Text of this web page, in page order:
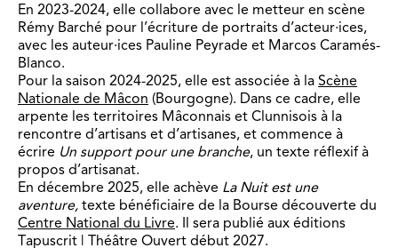
En 2023-2024, elle collabore avec le metteur en scène
Rémy Barché pour l’écriture de portraits d’acteur·ices,
avec les auteur·ices Pauline Peyrade et Marcos Caramés-
Blanco.
Pour la saison 2024-2025, elle est associée à la Scène
Nationale de Mâcon (Bourgogne). Dans ce cadre, elle
arpente les territoires Mâconnais et Clunnisois à la
rencontre d’artisans et d’artisanes, et commence à
écrire Un support pour une branche, un texte réflexif à
propos d’artisanat.
En décembre 2025, elle achève La Nuit est une
aventure, texte bénéficiaire de la Bourse découverte du
Centre National du Livre. Il sera publié aux éditions
Tapuscrit | Théâtre Ouvert début 2027.